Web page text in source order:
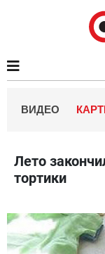
ВИДЕО
Лето
тортики